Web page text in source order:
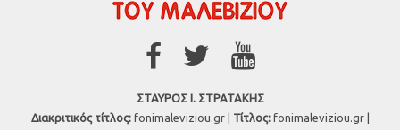
ΣΤΑΥΡΟΣ Ι. ΣΤΡΑΤΑΚΗΣ
Διακριτικός τίτλος:fonimaleviziou.gr | Τίτλος:fonimaleviziou.gr |